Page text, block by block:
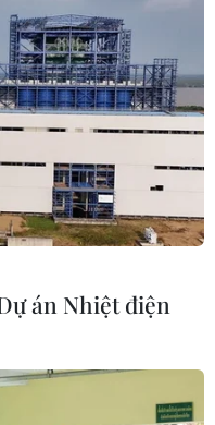
án Nhiệt điện